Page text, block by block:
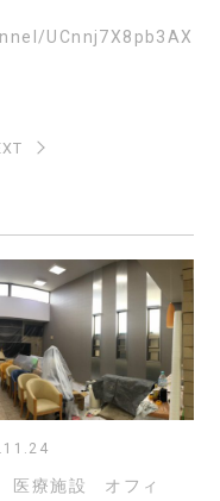
UCnnj7X8pb3AX
医療施設 オフィ